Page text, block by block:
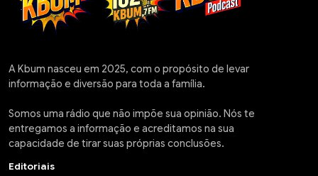
A Kbum nasceu em 2025, com o propósito de levar
informação e diversão para toda a família.
Somos uma rádio que não impõe sua opinião. Nós te
entregamos a informação e acreditamos na sua
capacidade de tirar suas próprias conclusões.
Editoriais